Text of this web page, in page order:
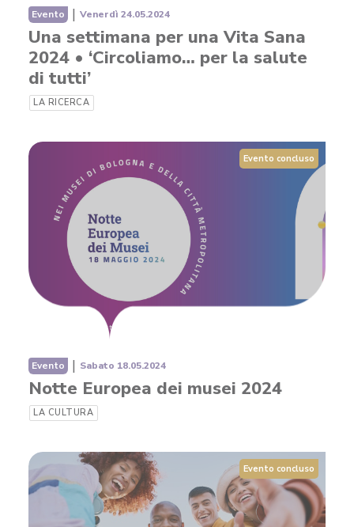
Evento | Venerdì 24.05.2024
Una settimana per una Vita Sana
2024 • ‘Circoliamo… per la salute
di tutti’
LA RICERCA
Evento concluso
Evento | Sabato 18.05.2024
Notte Europea dei musei 2024
LA CULTURA
Evento concluso